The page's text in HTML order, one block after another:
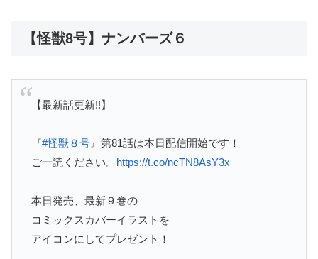
【怪獣8号】ナンバーズ６
【最新話更新!!】
『#怪獣８号 』第81話は本日配信開始です！
ご一読ください。 https://t.co/ncTN8AsY3x
本日発売、最新９巻の
コミックスカバーイラストを
アイコンにしてプレゼント！